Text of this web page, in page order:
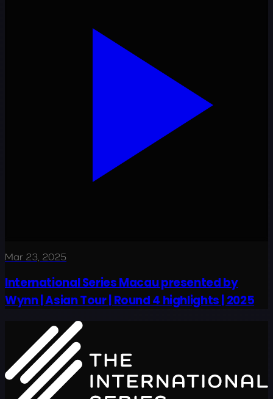
Mar 23, 2025
International Series Macau presented by
Wynn | Asian Tour | Round 4 highlights | 2025